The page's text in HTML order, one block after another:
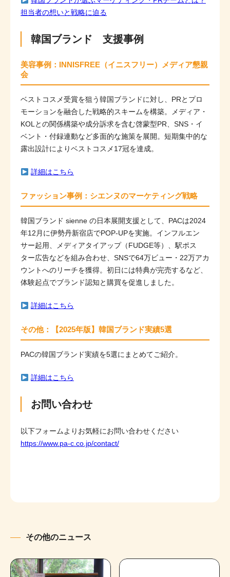
担当者の想いと戦略に迫る
韓国ブランド 支援事例
美容事例：INNISFREE（イニスフリー）メディア懇親
会
ベストコスメ受賞を狙う韓国ブランドに対し、PRとプロ
モーションを融合した戦略的スキームを構築。メディア・
KOLとの関係構築や成分訴求を含む啓蒙型PR、SNS・イ
ベント・付録連動など多面的な施策を展開。短期集中的な
露出設計によりベストコスメ17冠を達成。
詳細はこちら
ファッション事例：シエンヌのマーケティング戦略
韓国ブランド sienne の日本展開支援として、PACは2024
年12月に伊勢丹新宿店でPOP-UPを実施。インフルエン
サー起用、メディアタイアップ（FUDGE等）、駅ポス
ター広告などを組み合わせ、SNSで64万ビュー・22万アカ
ウントへのリーチを獲得。初日には特典が完売するなど、
体験起点でブランド認知と購買を促進しました。
詳細はこちら
その他：【2025年版】韓国ブランド実績5選
PACの韓国ブランド実績を5選にまとめてご紹介。
詳細はこちら
お問い合わせ
以下フォームよりお気軽にお問い合わせください
https://www.pa-c.co.jp/contact/
その他のニュース